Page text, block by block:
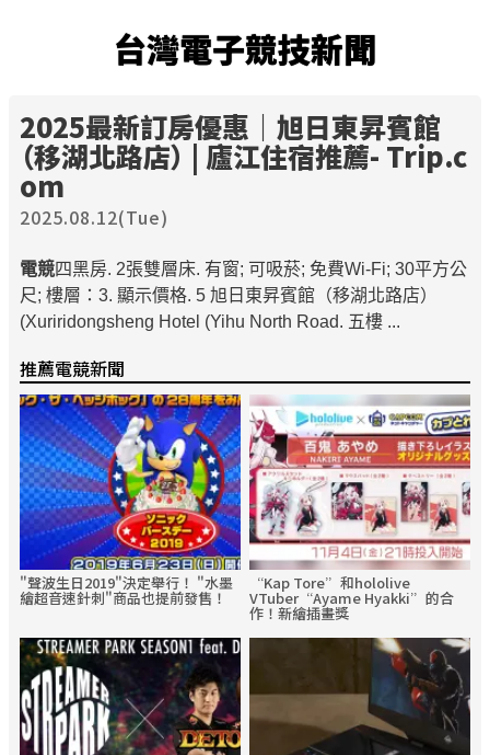
台灣電子競技新聞
2025最新訂房優惠｜旭日東昇賓館
（移湖北路店） | 廬江住宿推薦- Trip.c
om
2025.08.12(Tue)
電競四黑房. 2張雙層床. 有窗; 可吸菸; 免費Wi-Fi; 30平方公
尺; 樓層：3. 顯示價格. 5 旭日東昇賓館（移湖北路店）
(Xuriridongsheng Hotel (Yihu North Road. 五樓 ...
推薦電競新聞
"聲波生日2019"決定舉行！ "水墨
繪超音速針刺"商品也提前發售！
“Kap Tore”和hololive
VTuber“Ayame Hyakki”的合
作！新繪插畫獎